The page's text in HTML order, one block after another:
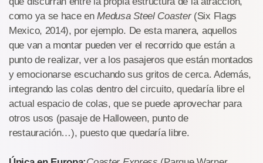
como ya se hace enMedusa Steel Coaster(Six Flags
Mexico, 2014), por ejemplo. De esta manera, aquellos
que van a montar pueden ver el recorrido que están a
punto de realizar, ver a los pasajeros que están montados
y emocionarse escuchando sus gritos de cerca. Además,
integrando las colas dentro del circuito, quedaría libre el
actual espacio de colas, que se puede aprovechar para
otros usos (pasaje de Halloween, punto de
restauración…), puesto que quedaría libre.